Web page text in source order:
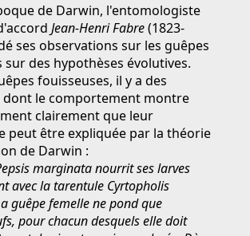
de Darwin, l'entomologiste
Jean-Henri Fabre(1823-
ses observations sur les guêpes
sur des hypothèses évolutives.
fouisseuses, il y a des
dont le comportement montre
clairement que leur
peut être expliquée par la théorie
de Darwin :
marginata nourrit ses larves
avec la tarentule Cyrtopholis
guêpe femelle ne pond que
pour chacun desquels elle doit